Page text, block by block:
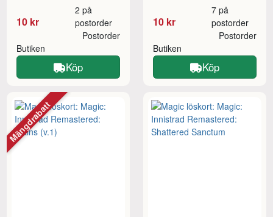
10 kr
2 på
postorder
Butiken
Postorder
Köp
10 kr
7 på
postorder
Butiken
Postorder
Köp
Mängdrabatt